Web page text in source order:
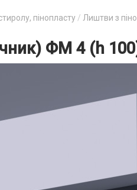
пінопласту Лиштви з
ФМ 4 (h